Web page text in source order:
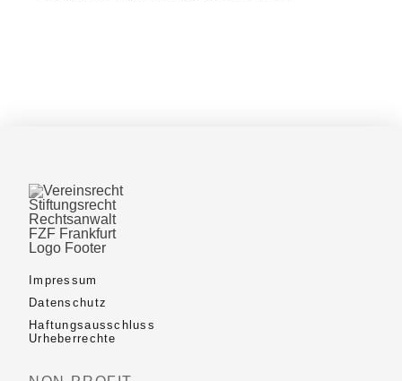
Impressum
Datenschutz
Haftungsausschluss
Urheberrechte